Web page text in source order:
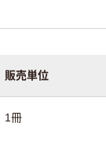
販売単位
1冊